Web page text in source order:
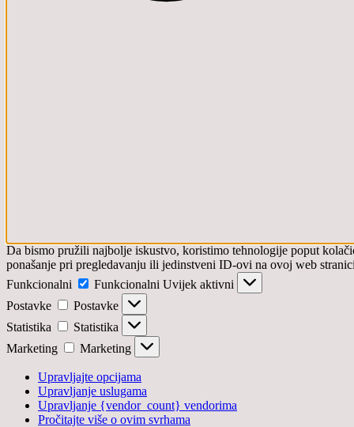
Da bismo pružili najbolje iskustvo, koristimo tehnologije poput
ponašanje pri pregledavanju ili jedinstveni ID-ovi na ovoj web
Funkcionalni
Funkcionalni Uvijek aktivni
Postavke
Postavke
Statistika
Statistika
Marketing
Marketing
Upravljajte opcijama
Upravljanje uslugama
Upravljanje {vendor_count} vendorima
Pročitajte više o ovim svrhama